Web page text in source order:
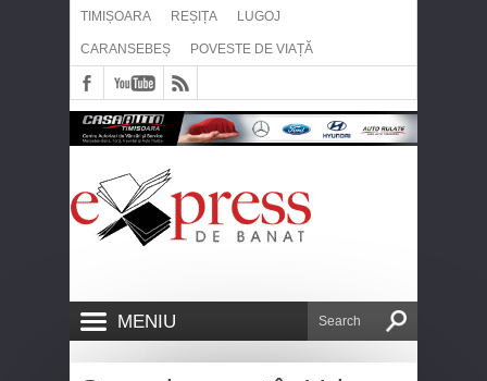
TIMIȘOARA REȘIȚA LUGOJ
CARANSEBEȘ POVESTE DE VIAȚĂ
MENIU